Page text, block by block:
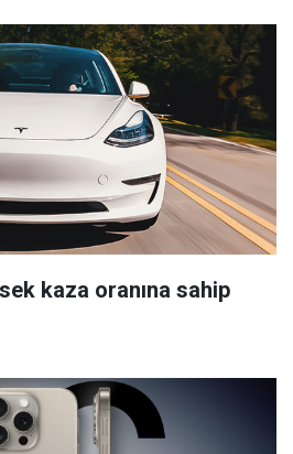
kaza oranına sahip